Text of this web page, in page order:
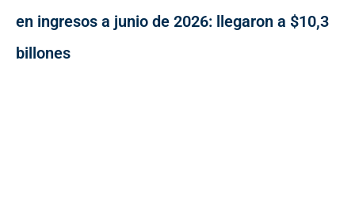
en ingresos a junio de 2026: llegaron a $10,3
billones